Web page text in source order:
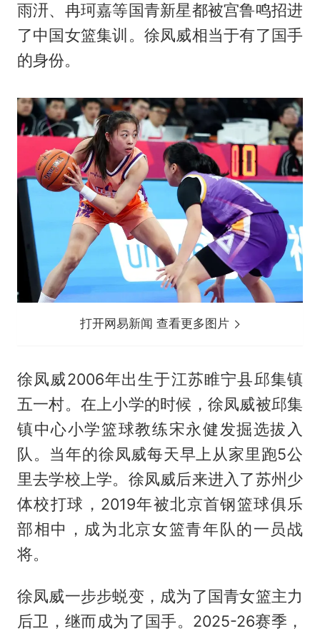
雨汧、冉珂嘉等国青新星都被宫鲁鸣招进
了中国女篮集训。徐凤威相当于有了国手
的身份。
打开网易新闻 查看更多图片
徐凤威2006年出生于江苏睢宁县邱集镇
五一村。在上小学的时候，徐凤威被邱集
镇中心小学篮球教练宋永健发掘选拔入
队。当年的徐凤威每天早上从家里跑5公
里去学校上学。徐凤威后来进入了苏州少
体校打球，2019年被北京首钢篮球俱乐
部相中，成为北京女篮青年队的一员战
将。
徐凤威一步步蜕变，成为了国青女篮主力
后卫，继而成为了国手。2025-26赛季，